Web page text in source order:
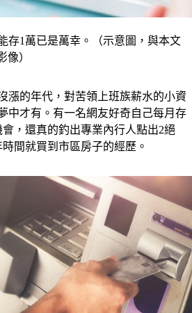
存1萬已是萬幸。（示意圖，與本文
像）
漲的年代，對苦領上班族薪水的小資
中才有。有一名網友好奇自己每月存
，還真的釣出專業內行人點出2絕
間就買到市區房子的經歷。